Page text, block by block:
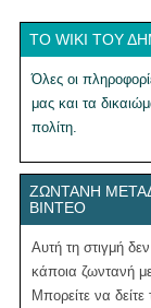
ΤΟ WIKI ΤΟΥ
Όλες οι
μας και τα
πολίτη.
ΖΩΝΤΑΝΉ
ΒΊΝΤΕΟ
Αυτή τη στιγμή
κάποια ζωντανή
Μπορείτε να δείτε